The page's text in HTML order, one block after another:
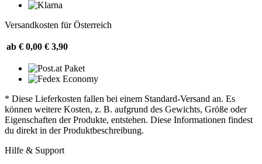
Versandkosten für Österreich
ab € 0,00 € 3,90
* Diese Lieferkosten fallen bei einem Standard-Versand an. Es
können weitere Kosten, z. B. aufgrund des Gewichts, Größe oder
Eigenschaften der Produkte, entstehen. Diese Informationen findest
du direkt in der Produktbeschreibung.
Hilfe & Support